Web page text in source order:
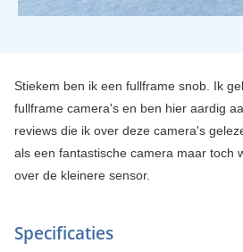
Stiekem ben ik een fullframe snob. Ik
fullframe camera's en ben hier aardig
reviews die ik over deze camera's
als een fantastische camera maar toch
over de kleinere sensor.
Specificaties